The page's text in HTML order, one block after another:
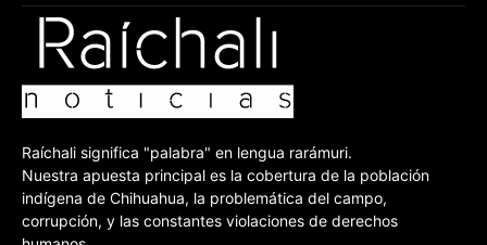
Raíchali significa "palabra" en lengua rarámuri.
Nuestra apuesta principal es la cobertura de la población
indígena de Chihuahua, la problemática del campo,
corrupción, y las constantes violaciones de derechos